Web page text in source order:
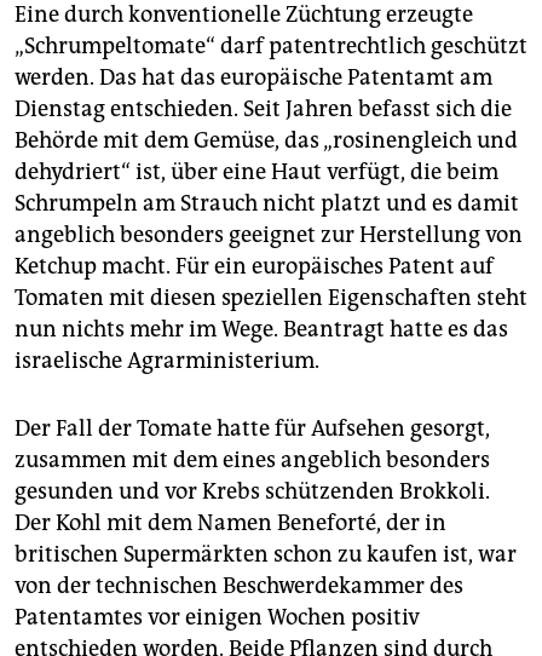
abo
genossenschaft
epaper login
Eine durch konventionelle Züchtung erzeugte
„Schrumpeltomate“ darf patentrechtlich geschützt
werden. Das hat das europäische Patentamt am
Dienstag entschieden. Seit Jahren befasst sich die
Behörde mit dem Gemüse, das „rosinengleich und
dehydriert“ ist, über eine Haut verfügt, die beim
Schrumpeln am Strauch nicht platzt und es damit
angeblich besonders geeignet zur Herstellung von
Ketchup macht. Für ein europäisches Patent auf
Tomaten mit diesen speziellen Eigenschaften steht
nun nichts mehr im Wege. Beantragt hatte es das
israelische Agrarministerium.
Der Fall der Tomate hatte für Aufsehen gesorgt,
zusammen mit dem eines angeblich besonders
gesunden und vor Krebs schützenden Brokkoli.
Der Kohl mit dem Namen Beneforté, der in
britischen Supermärkten schon zu kaufen ist, war
von der technischen Beschwerdekammer des
Patentamtes vor einigen Wochen positiv
entschieden worden. Beide Pflanzen sind durch